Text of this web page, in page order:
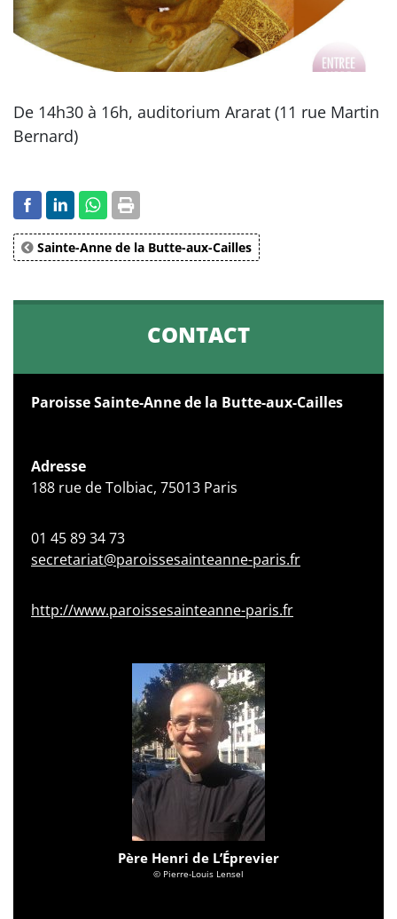
De 14h30 à 16h, auditorium Ararat (11 rue Martin
Bernard)
Sainte-Anne de la Butte-aux-Cailles
CONTACT
Paroisse Sainte-Anne de la Butte-aux-Cailles
Adresse
188 rue de Tolbiac, 75013 Paris
01 45 89 34 73
secretariat@paroissesainteanne-paris.fr
http://www.paroissesainteanne-paris.fr
Père Henri de L’Éprevier
© Pierre-Louis Lensel